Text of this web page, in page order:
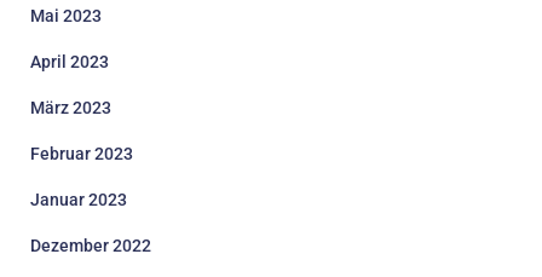
Mai 2023
April 2023
März 2023
Februar 2023
Januar 2023
Dezember 2022